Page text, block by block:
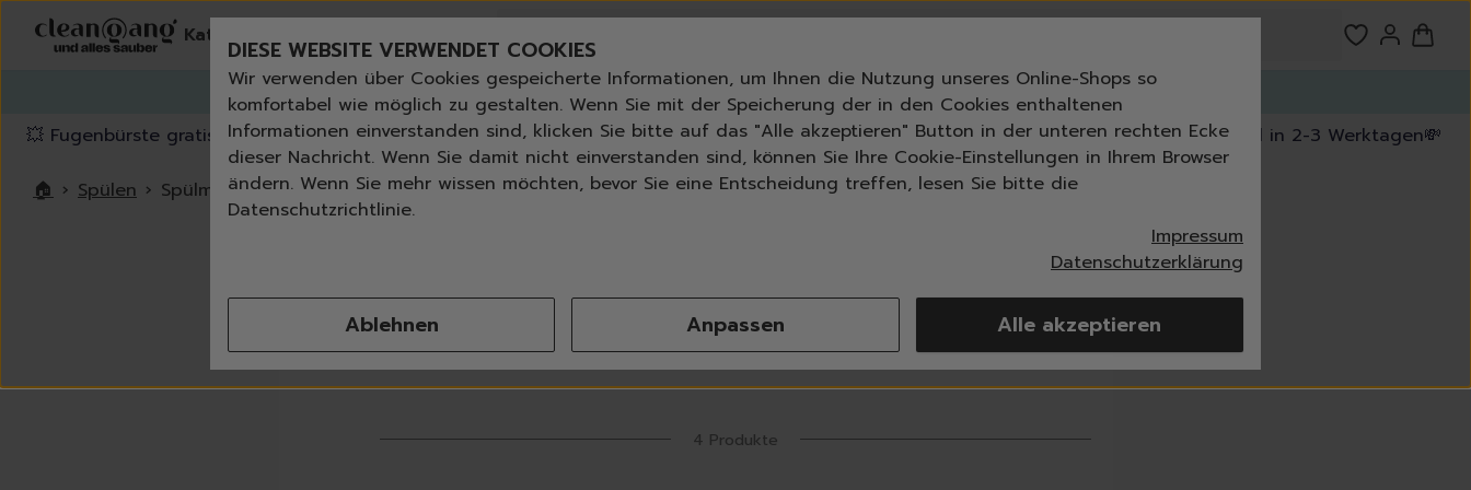
Bestseller
Essentials für dein Zuhause
Universal & Ökoprodukte
Spring by Jenna
Sets
Reiniger
Möbelreiniger
Bodenreiniger
Wischmopps | Besen | Eimer
Außenreiniger
Bürsten
Kategorien
GANGLETTERabonnieren undbis zu 30%Rabatt erhalten!
💥 Fugenbürste gratis ab 60 € Bestellwert⭐️ 4,8 TrustPilot score📦 Versand nach Österreich 3,99 € ab 30 €, kostenfrei ab 39,99 €🚚 Versand in 2-3 Werktagen💸
🏠 › Spülen › Spülmittel
Sortieren nach Alle Filter
4 Produkte
DIESE WEBSITE VERWENDET COOKIES
Wir verwenden über Cookies gespeicherte Informationen, um Ihnen die Nutzung unseres Online-Shops so
komfortabel wie möglich zu gestalten. Wenn Sie mit der Speicherung der in den Cookies enthaltenen
Informationen einverstanden sind, klicken Sie bitte auf das "Alle akzeptieren" Button in der unteren rechten Ecke
dieser Nachricht. Wenn Sie damit nicht einverstanden sind, können Sie Ihre Cookie-Einstellungen in Ihrem Browser
ändern. Wenn Sie mehr wissen möchten, bevor Sie eine Entscheidung treffen, lesen Sie bitte die
Datenschutzrichtlinie.
Impressum
Datenschutzerklärung
Ablehnen Anpassen Alle akzeptieren